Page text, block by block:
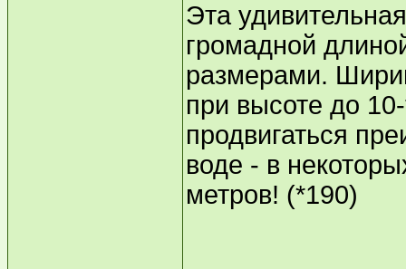
Эта
громадной
размерами.
при высоте до
продвигаться
воде - в
метров! (*190)